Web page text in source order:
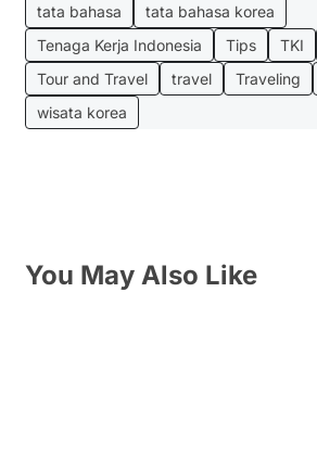
tata bahasa
tata bahasa korea
Tenaga Kerja Indonesia
Tips TKI
Tour and Travel
travel Traveling
wisata korea
You May Also Like